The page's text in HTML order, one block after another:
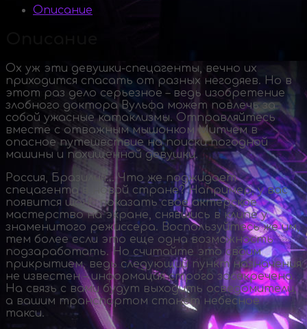
Описание
Ох уж эти девушки-спецагенты, вечно их
приходится спасать от разных негодяев. Но в
этот раз дело серьезное – ведь изобретение
злобного доктора Вульфа может повлечь за
собой ужасные катаклизмы. Отправляйтесь
вместе с отважным мышонком Митчем в
опасное путешествие на поиски погодной
машины и похищенной девушки.
Россия, Бразилия… Что же поджидает
спецагента в новой стране? Например, у вас
появится шанс показать свое актерское
мастерство на экране, снявшись в клипе у
знаменитого режиссера. Воспользуйтесь же им,
тем более если это еще одна возможность
подзаработать. Но считайте это своим
прикрытием, ведь следующий пункт назначения
не известен – информация строго засекречена.
На связь с вами будут выходить осведомители,
а вашим транспортом станет небесное
такси.